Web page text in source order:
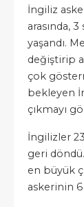
İngiliz
arasında,
yaşandı.
değiştirip
çok
bekleyen
çıkmayı
İngilizler
geri döndü.
en büyük
askerinin 6